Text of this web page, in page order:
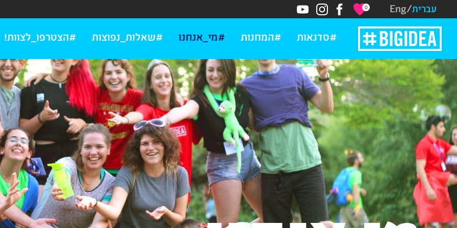
#סדנאות #המחנות #מי_אנחנו #שאלות_נפוצות #הצטרפו_לצוות!
0 עברית/
Eng